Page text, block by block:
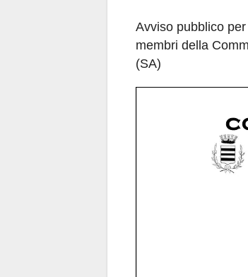
Avviso pubblico
membri della
(SA)